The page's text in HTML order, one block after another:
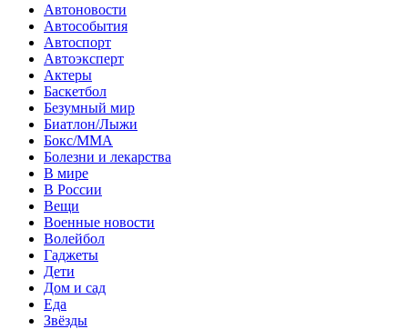
Автоновости
Автособытия
Автоспорт
Автоэксперт
Актеры
Баскетбол
Безумный мир
Биатлон/Лыжи
Бокс/MMA
Болезни и лекарства
В мире
В России
Вещи
Военные новости
Волейбол
Гаджеты
Дети
Дом и сад
Еда
Звёзды